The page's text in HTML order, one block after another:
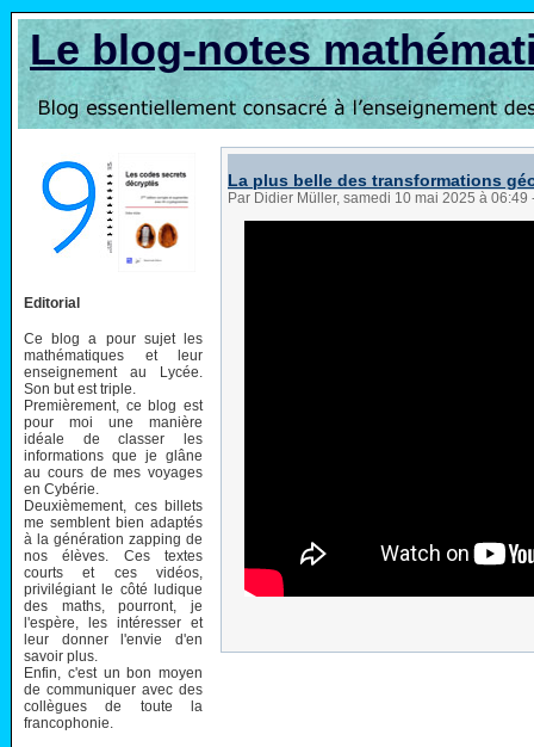
Le blog-notes
Editorial
Ce blog a pour sujet les
mathématiques et leur
enseignement au Lycée.
Son but est triple.
Premièrement, ce blog est
pour moi une manière
idéale de classer les
informations que je glâne
au cours de mes voyages
en Cybérie.
Deuxièmement, ces billets
me semblent bien adaptés
à la génération zapping de
nos élèves. Ces textes
courts et ces vidéos,
privilégiant le côté ludique
des maths, pourront, je
l'espère, les intéresser et
leur donner l'envie d'en
savoir plus.
Enfin, c'est un bon moyen
de communiquer avec des
collègues de toute la
francophonie.
La plus belle des transformations
Par Didier Müller, samedi 10 mai 2025 à 06:49